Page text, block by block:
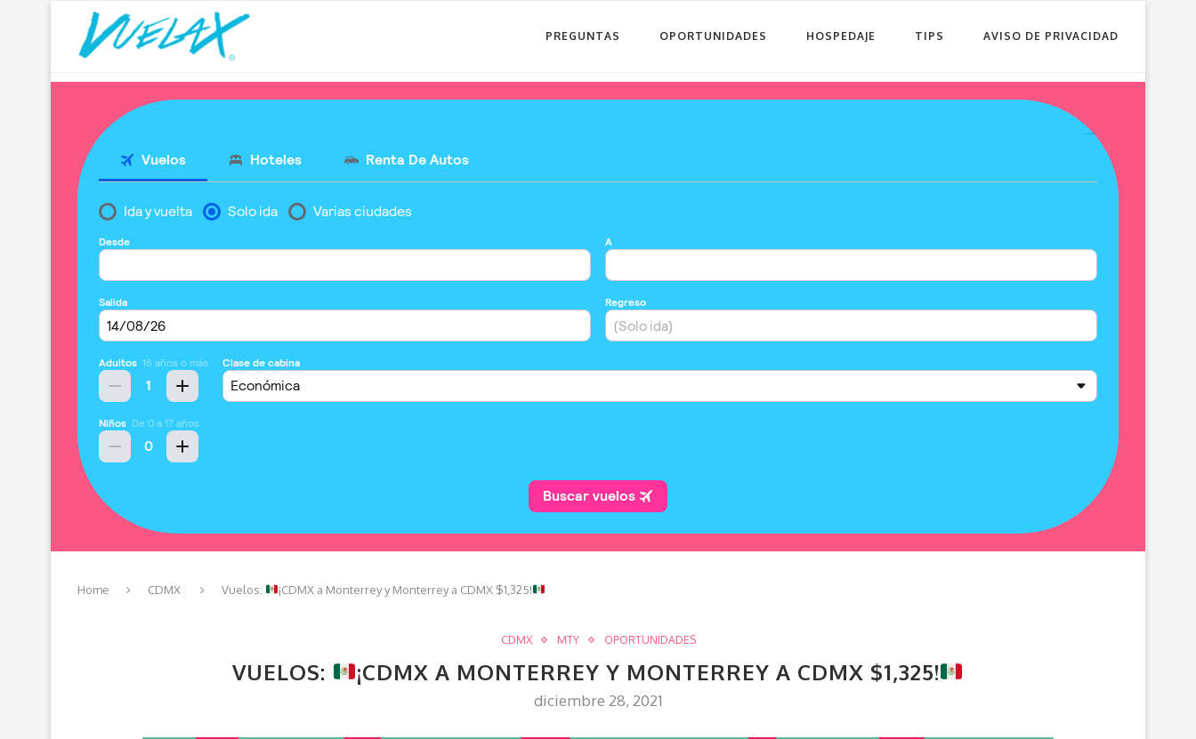
PREGUNTAS OPORTUNIDADES HOSPEDAJE TIPS AVISO DE PRIVACIDAD
Home CDMX Vuelos: ¡CDMX a Monterrey y Monterrey a CDMX $1,325!
CDMX MTY OPORTUNIDADES
VUELOS: ¡CDMX A MONTERREY Y MONTERREY A CDMX $1,325!
diciembre 28, 2021